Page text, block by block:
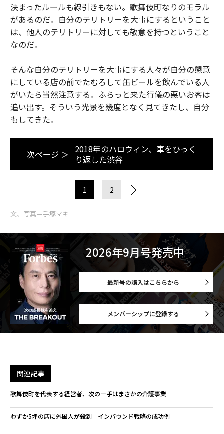
決まったルールも線引きもない。歌舞伎町なりのモラル
があるのだ。自分のテリトリーを大事にするということ
は、他人のテリトリーに対しても敬意を持つということ
なのだ。
そんな自分のテリトリーを大事にする人々が自分の懇意
にしている店の前でたむろして缶ビールを飲んでいる人
がいたら当然注意する。ふらっと来た行儀の悪いお客は
追い出す。そういう光景を幾度となく見てきたし、自分
もしてきた。
次ページ ＞
2018年のハロウィン、車をひっく
り返した渋谷
1 2
文、写真＝手塚マキ
2026年9月号発売中
最新号の購入はこちらから
メンバーシップに登録する
関連記事
歌舞伎町を代表する経営者、次の一手はまさかの介護事業
わずか5坪の店に外国人が殺到 インバウンド戦略の成功例